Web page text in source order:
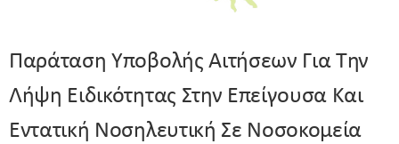
Παράταση Υποβολής Αιτήσεων Για Την
Λήψη Ειδικότητας Στην Επείγουσα Και
Εντατική Νοσηλευτική Σε Νοσοκομεία